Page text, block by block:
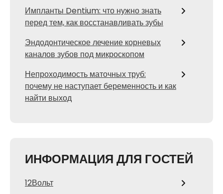
Импланты Dentium: что нужно знать
перед тем, как восстанавливать зубы
Эндодонтическое лечение корневых
каналов зубов под микроскопом
Непроходимость маточных труб:
почему не наступает беременность и как
найти выход
ИНФОРМАЦИЯ ДЛЯ ГОСТЕЙ
12Вольт